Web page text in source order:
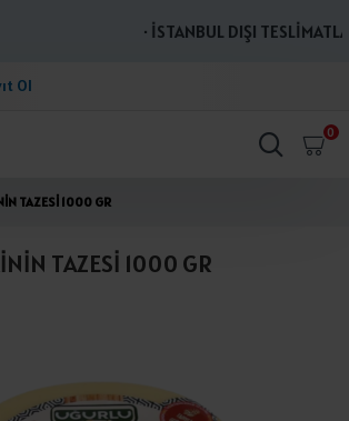
· İSTANBUL DIŞI
Ol
0
TAZESİ 1000 GR
TAZESİ 1000 GR